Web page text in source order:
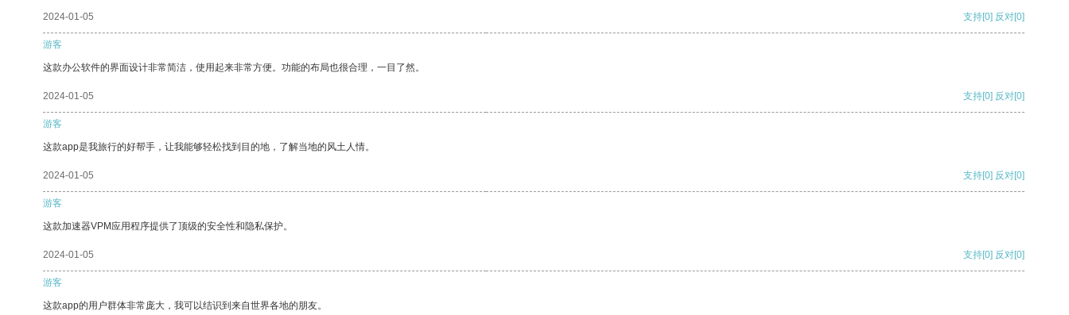
2024-01-05 支持[0] 反对[0]
游客
这款办公软件的界面设计非常简洁，使用起来非常方便。功能的布局也很合理，一目了然。
2024-01-05 支持[0] 反对[0]
游客
这款app是我旅行的好帮手，让我能够轻松找到目的地，了解当地的风土人情。
2024-01-05 支持[0] 反对[0]
游客
这款加速器VPM应用程序提供了顶级的安全性和隐私保护。
2024-01-05 支持[0] 反对[0]
游客
这款app的用户群体非常庞大，我可以结识到来自世界各地的朋友。